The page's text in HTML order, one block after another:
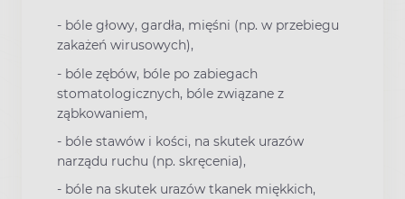
- bóle głowy, gardła, mięśni (np. w przebiegu
zakażeń wirusowych),
- bóle zębów, bóle po zabiegach
stomatologicznych, bóle związane z
ząbkowaniem,
- bóle stawów i kości, na skutek urazów
narządu ruchu (np. skręcenia),
- bóle na skutek urazów tkanek miękkich,